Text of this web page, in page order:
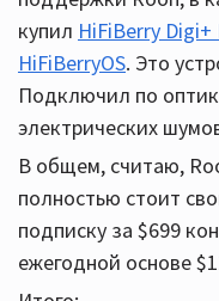
купил HiFiBerry Digi+
HiFiBerryOS. Это
Подключил по
электрических
В общем, считаю,
полностью стоит
подписку за $699
ежегодной основе